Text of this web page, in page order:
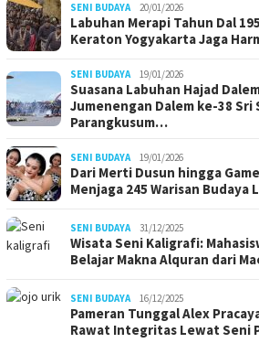
SENI BUDAYA 20/01/2026
Labuhan Merapi Tahun Dal
Keraton Yogyakarta Jaga
SENI BUDAYA 19/01/2026
Suasana Labuhan Hajad
Jumenengan Dalem ke-38 Sri
Parangkusum…
SENI BUDAYA 19/01/2026
Dari Merti Dusun hingga
Menjaga 245 Warisan Budaya
SENI BUDAYA 31/12/2025
Wisata Seni Kaligrafi:
Belajar Makna Alquran dari
SENI BUDAYA 16/12/2025
Pameran Tunggal Alex
Rawat Integritas Lewat Seni